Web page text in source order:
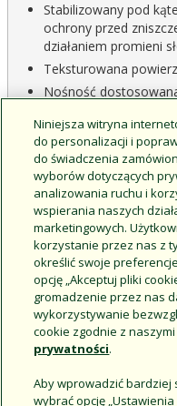
Stabilizowany pod
ochrony przed
działaniem promieni
Teksturowana
Nośność
CAD & Documents
Niniejsza witryna
do personalizacji i
do świadczenia
wyborów dotyczących
analizowania ruchu i
wspierania naszych
marketingowych.
korzystanie przez nas z
określić swoje
opcję „Akceptuj pliki
gromadzenie przez nas
wykorzystywanie
cookie zgodnie z naszymi
prywatności.
Aby wprowadzić bardziej
wybrać opcję